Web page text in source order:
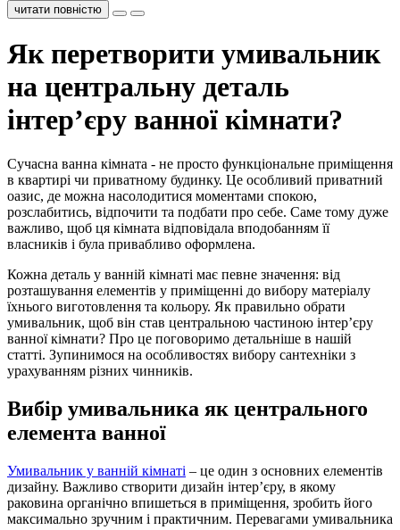
читати повністю
Як перетворити умивальник
на центральну деталь
інтер’єру ванної кімнати?
Сучасна ванна кімната - не просто функціональне приміщення
в квартирі чи приватному будинку. Це особливий приватний
оазис, де можна насолодитися моментами спокою,
розслабитись, відпочити та подбати про себе. Саме тому дуже
важливо, щоб ця кімната відповідала вподобанням її
власників і була привабливо оформлена.
Кожна деталь у ванній кімнаті має певне значення: від
розташування елементів у приміщенні до вибору матеріалу
їхнього виготовлення та кольору. Як правильно обрати
умивальник, щоб він став центральною частиною інтерʼєру
ванної кімнати? Про це поговоримо детальніше в нашій
статті. Зупинимося на особливостях вибору сантехніки з
урахуванням різних чинників.
Вибір умивальника як центрального
елемента ванної
Умивальник у ванній кімнаті – це один з основних елементів
дизайну. Важливо створити дизайн інтерʼєру, в якому
раковина органічно впишеться в приміщення, зробить його
максимально зручним і практичним. Перевагами умивальника